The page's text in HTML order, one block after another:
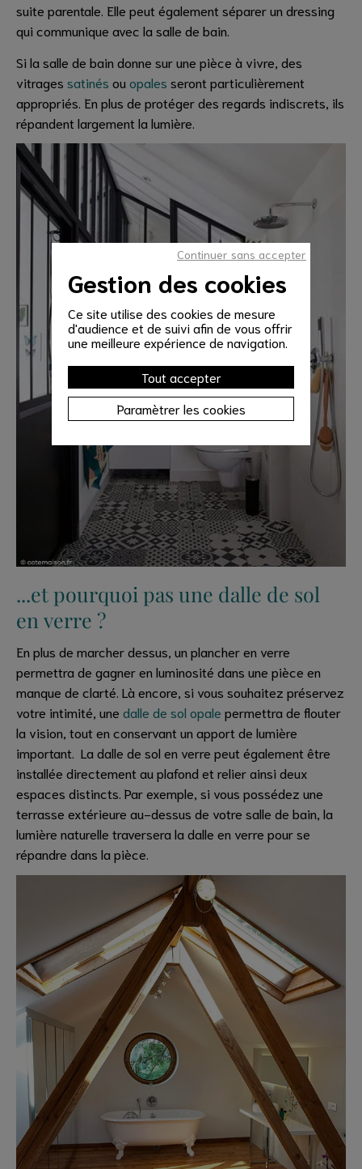
Gestion des cookies
Ce site utilise des cookies de mesure
d'audience et de suivi afin de vous offrir
une meilleure expérience de navigation.
Tout accepter
Paramètrer les cookies
Continuer sans accepter
suite parentale. Elle peut également séparer un dressing
qui communique avec la salle de bain.
Si la salle de bain donne sur une pièce à vivre, des
vitrages satinés ou opales seront particulièrement
appropriés. En plus de protéger des regards indiscrets, ils
répandent largement la lumière.
...et pourquoi pas une dalle de sol
en verre ?
En plus de marcher dessus, un plancher en verre
permettra de gagner en luminosité dans une pièce en
manque de clarté. Là encore, si vous souhaitez préservez
votre intimité, une dalle de sol opale permettra de flouter
la vision, tout en conservant un apport de lumière
important. La dalle de sol en verre peut également être
installée directement au plafond et relier ainsi deux
espaces distincts. Par exemple, si vous possédez une
terrasse extérieure au-dessus de votre salle de bain, la
lumière naturelle traversera la dalle en verre pour se
répandre dans la pièce.